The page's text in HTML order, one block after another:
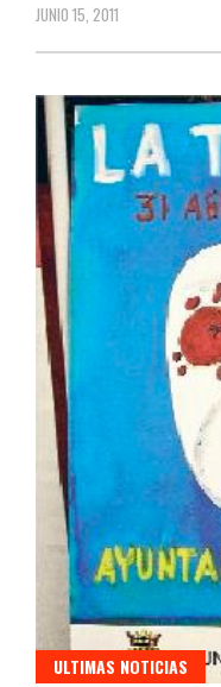
JUNIO 15, 2011
ULTIMAS NOTICIAS